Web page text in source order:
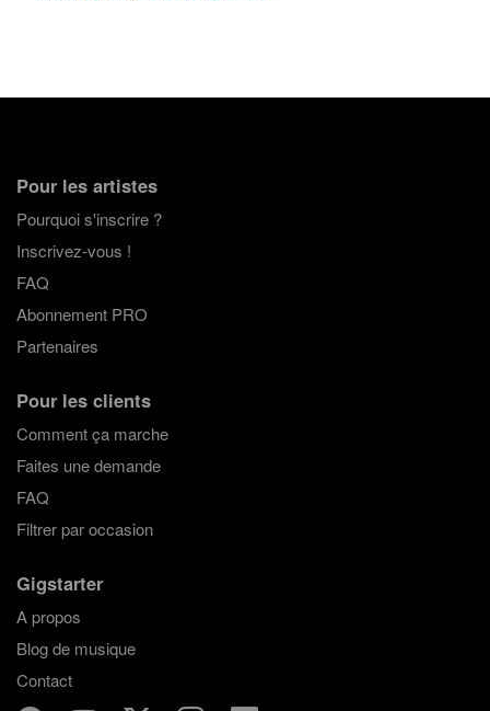
Pour les artistes
Pourquoi s'inscrire ?
Inscrivez-vous !
FAQ
Abonnement PRO
Partenaires
Pour les clients
Comment ça marche
Faites une demande
FAQ
Filtrer par occasion
Gigstarter
A propos
Blog de musique
Contact